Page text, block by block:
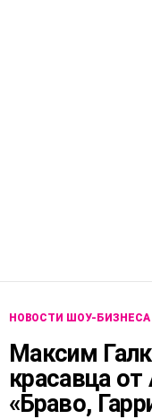
НОВОСТИ ШОУ-БИЗНЕСА
Максим
красавца
«Браво,